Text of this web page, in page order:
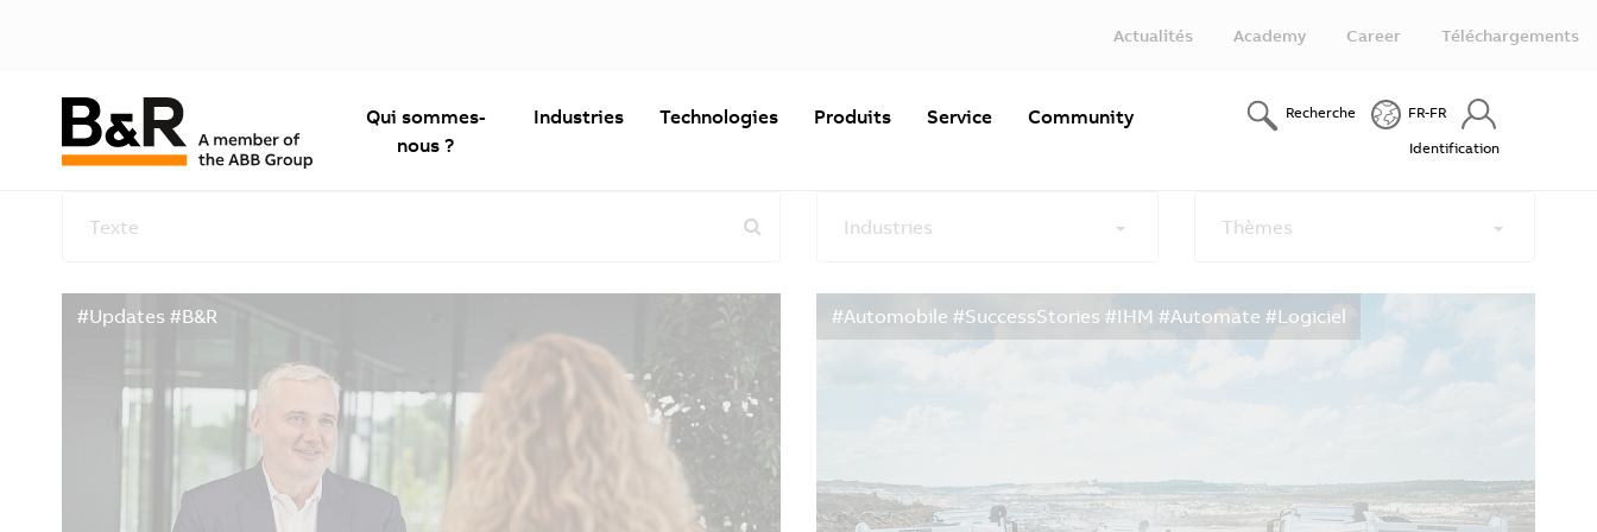
Actualités Academy Career Téléchargements
Qui sommes-
nous ?
Industries Technologies Produits Service Community Recherche FR-FR
Identification
Texte Industries Thèmes
Réinitialiser les filtres
#Updates #B&R #Automobile #SuccessStories #IHM #Automate #Logiciel